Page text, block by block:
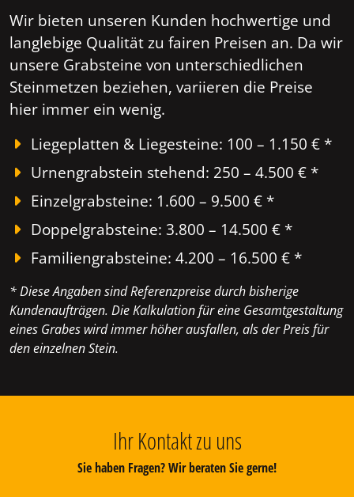
Wir bieten unseren Kunden hochwertige und
langlebige Qualität zu fairen Preisen an. Da wir
unsere Grabsteine von unterschiedlichen
Steinmetzen beziehen, variieren die Preise
hier immer ein wenig.
Liegeplatten & Liegesteine: 100 – 1.150 € *
Urnengrabstein stehend: 250 – 4.500 € *
Einzelgrabsteine: 1.600 – 9.500 € *
Doppelgrabsteine: 3.800 – 14.500 € *
Familiengrabsteine: 4.200 – 16.500 € *
* Diese Angaben sind Referenzpreise durch bisherige
Kundenaufträgen. Die Kalkulation für eine Gesamtgestaltung
eines Grabes wird immer höher ausfallen, als der Preis für
den einzelnen Stein.
Ihr Kontakt zu uns
Sie haben Fragen? Wir beraten Sie gerne!